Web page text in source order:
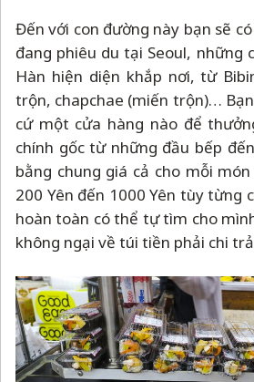
Đến với con đường này bạn sẽ
đang phiêu du tại Seoul, những
Hàn hiện diện khắp nơi, từ
trộn, chapchae (miến trộn)…
cứ một cửa hàng nào để
chính gốc từ những đầu bếp
bằng chung giá cả cho mỗi
200 Yên đến 1000 Yên tùy từng
hoàn toàn có thể tự tìm cho
không ngại về túi tiền phải chi